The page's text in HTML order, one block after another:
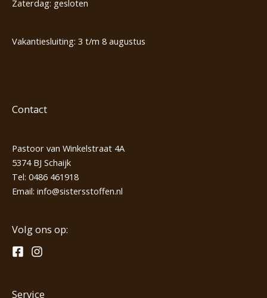
Zaterdag: gesloten
Vakantiesluiting: 3 t/m 8 augustus
Contact
Pastoor van Winkelstraat 4A
5374 BJ Schaijk
Tel: 0486 461918
Email: info@sistersstoffen.nl
Volg ons op:
Service